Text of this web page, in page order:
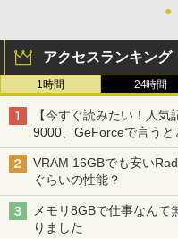
●
アクセスランキング
1時間 24時間
【今すぐ読みたい！人
9000、GeForceで言う
VRAM 16GBでも安い
ぐらいの性能？
メモリ8GBで仕事なん
りました